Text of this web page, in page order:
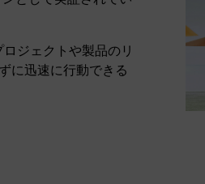
ジェクトや製品のリ
に迅速に行動できる